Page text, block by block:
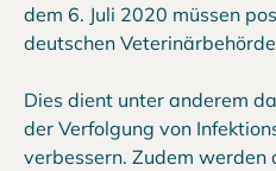
dem 6. Juli 2020 müssen
deutschen
Dies dient unter anderem
der Verfolgung von
verbessern. Zudem